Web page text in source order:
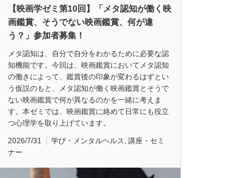
【映画学ゼミ第10回】「メタ認知が働く映
画鑑賞、そうでない映画鑑賞、何が違
う？」参加者募集！
メタ認知は、自分で自分をわかるために必要な認
知機能です。今回は、映画鑑賞においてメタ認知
の働きによって、鑑賞後の印象が変わるはずとい
う仮説のもと、メタ認知が働く映画鑑賞とそうで
ない映画鑑賞で何が異なるのかを一緒に考えま
す。本ゼミでは、映画鑑賞に絡めて日常にも役立
つ心理学を取り上げています。
2026/7/31 学び・メンタルヘルス, 講座・セミ
ナー